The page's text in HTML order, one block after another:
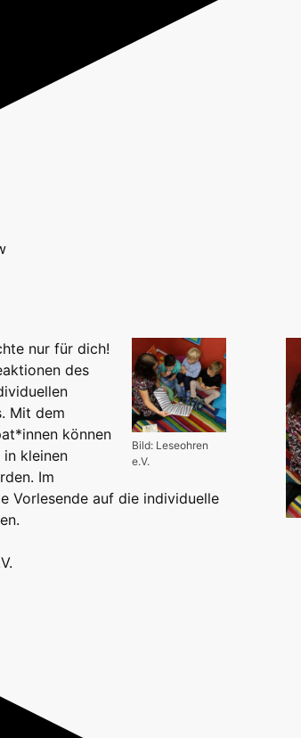
Bild: Leseohren
e.V.
nur für dich!
des
Mit dem
können
kleinen
Im
Vorlesende auf die individuelle